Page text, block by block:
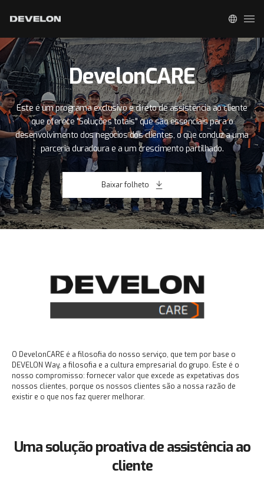
DevelonCARE
Este é um programa exclusivo e direto de assistência ao cliente
que oferece "Soluções totais" que são essenciais para o
desenvolvimento dos negócios dos clientes, o que conduz a uma
parceria duradoura e a um crescimento partilhado.
Baixar folheto
O DevelonCARE é a filosofia do nosso serviço, que tem por base o
DEVELON Way, a filosofia e a cultura empresarial do grupo. Este é o
nosso compromisso: fornecer valor que excede as expetativas dos
nossos clientes, porque os nossos clientes são a nossa razão de
existir e o que nos faz querer melhorar.
Uma solução proativa de assistência ao
cliente